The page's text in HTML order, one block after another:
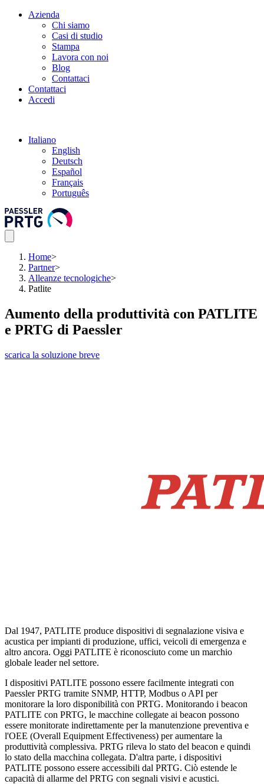
Azienda
Chi siamo
Casi di studio
Stampa
Lavora con noi
Blog
Contattaci
Contattaci
Accedi
Italiano
English
Deutsch
Español
Français
Português
Home>
Partner>
Alleanze tecnologiche>
Patlite
Aumento della produttività con PATLITE
e PRTG di Paessler
scarica la soluzione breve
Dal 1947, PATLITE produce dispositivi di segnalazione visiva e
acustica per impianti di produzione, uffici, veicoli di emergenza e
altro ancora. Oggi PATLITE è riconosciuto come un marchio
globale leader nel settore.
I dispositivi PATLITE possono essere facilmente integrati con
Paessler PRTG tramite SNMP, HTTP, Modbus o API per
monitorare la loro disponibilità con PRTG. Monitorando i beacon
PATLITE con PRTG, le macchine collegate ai beacon possono
essere monitorate indirettamente per la manutenzione preventiva e
l'OEE (Overall Equipment Effectiveness) per aumentare la
produttività complessiva. PRTG rileva lo stato del beacon e quindi
lo stato della macchina collegata. D'altra parte, i dispositivi
PATLITE possono essere accessibili dal PRTG. Ciò estende le
capacità di allarme del PRTG con segnali visivi e acustici.